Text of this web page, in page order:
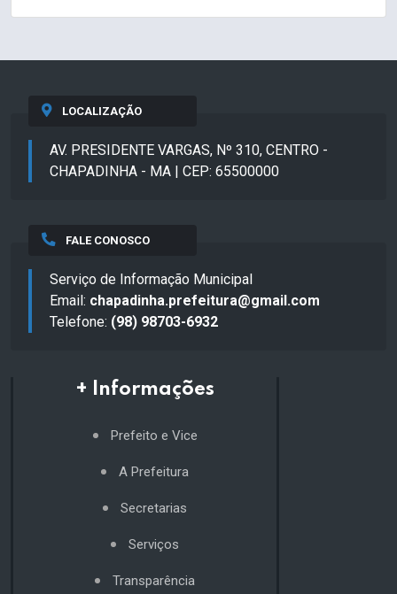
LOCALIZAÇÃO
AV. PRESIDENTE VARGAS, Nº 310, CENTRO -
CHAPADINHA - MA | CEP: 65500000
FALE CONOSCO
Serviço de Informação Municipal
Email: chapadinha.prefeitura@gmail.com
Telefone: (98) 98703-6932
+ Informações
Prefeito e Vice
A Prefeitura
Secretarias
Serviços
Transparência